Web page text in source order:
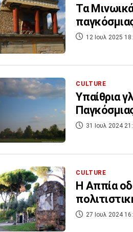
Τα
12 Ιουλ 2025
CULTURE
Υπαίθρια
31 Ιουλ 2024
CULTURE
H Αππία
27 Ιουλ 2024